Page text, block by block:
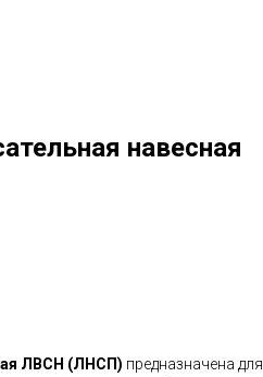
навесная
ЛВСН (ЛНСП) предназначена для